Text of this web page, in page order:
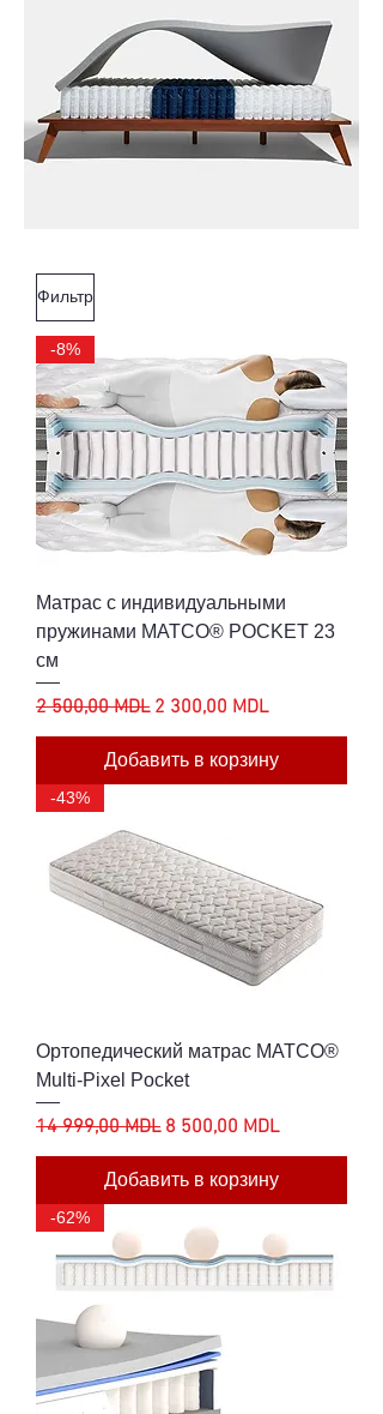
Фильтр
-8%
Матрас с индивидуальными
пружинами MATCO® POCKET 23
см
Обычная цена
2 500,00 MDL Цена со скидкой
2 300,00 MDL
Добавить в корзину
-43%
Ортопедический матрас MATCO®
Multi-Pixel Pocket
Обычная цена
14 999,00 MDL Цена со скидкой
8 500,00 MDL
Добавить в корзину
-62%